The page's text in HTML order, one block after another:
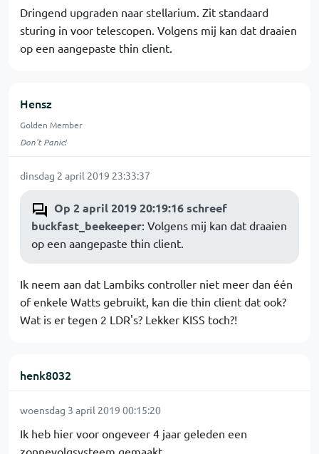
Dringend upgraden naar stellarium. Zit standaard
sturing in voor telescopen. Volgens mij kan dat draaien
op een aangepaste thin client.
Hensz
Golden Member
Don't Panic!
dinsdag 2 april 2019 23:33:37
Op 2 april 2019 20:19:16 schreef
buckfast_beekeeper: Volgens mij kan dat draaien
op een aangepaste thin client.
Ik neem aan dat Lambiks controller niet meer dan één
of enkele Watts gebruikt, kan die thin client dat ook?
Wat is er tegen 2 LDR's? Lekker KISS toch?!
henk8032
woensdag 3 april 2019 00:15:20
Ik heb hier voor ongeveer 4 jaar geleden een
zonnevolgsysteem gemaakt.